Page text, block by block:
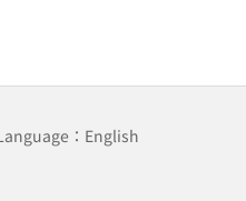
：English